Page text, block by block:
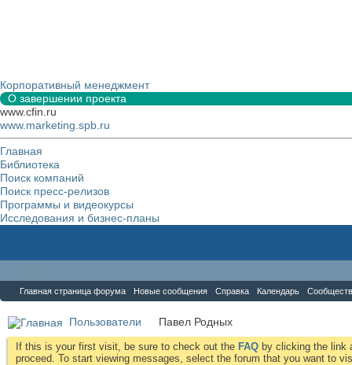
Корпоративный менеджмент
О завершении проекта
www.cfin.ru
www.marketing.spb.ru
Главная
Библиотека
Поиск компаний
Поиск пресс-релизов
Программы и видеокурсы
Исследования и бизнес-планы
Главная страница форума Новые сообщения Справка Календарь
Пользователи Павел Родных
If this is your first visit, be sure to check out the FAQ by clicking the link
proceed. To start viewing messages, select the forum that you want to